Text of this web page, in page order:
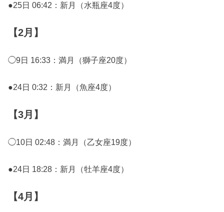
●25日 06:42：新月（水瓶座4度）
【2月】
◯9日 16:33：満月（獅子座20度）
●24日 0:32：新月（魚座4度）
【3月】
◯10日 02:48：満月（乙女座19度）
●24日 18:28：新月（牡羊座4度）
【4月】